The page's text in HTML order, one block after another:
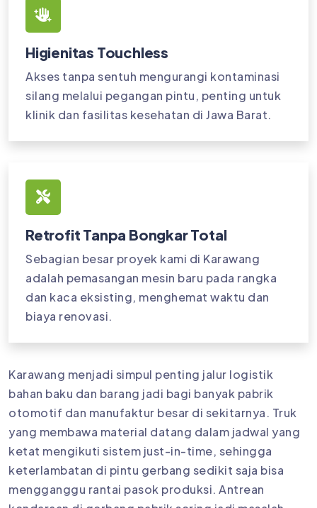
Higienitas Touchless
Akses tanpa sentuh mengurangi kontaminasi
silang melalui pegangan pintu, penting untuk
klinik dan fasilitas kesehatan di Jawa Barat.
Retrofit Tanpa Bongkar Total
Sebagian besar proyek kami di Karawang
adalah pemasangan mesin baru pada rangka
dan kaca eksisting, menghemat waktu dan
biaya renovasi.
Karawang menjadi simpul penting jalur logistik
bahan baku dan barang jadi bagi banyak pabrik
otomotif dan manufaktur besar di sekitarnya. Truk
yang membawa material datang dalam jadwal yang
ketat mengikuti sistem just-in-time, sehingga
keterlambatan di pintu gerbang sedikit saja bisa
mengganggu rantai pasok produksi. Antrean